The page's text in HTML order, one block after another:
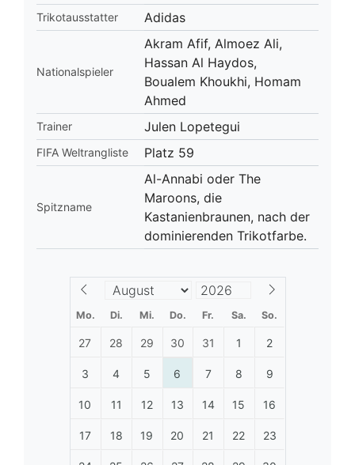
Trikotausstatter Adidas
Nationalspieler
Akram Afif, Almoez Ali,
Hassan Al Haydos,
Boualem Khoukhi, Homam
Ahmed
Trainer Julen Lopetegui
FIFA Weltrangliste Platz 59
Spitzname
Al-Annabi oder The
Maroons, die
Kastanienbraunen, nach der
dominierenden Trikotfarbe.
Mo. Di. Mi. Do. Fr. Sa. So.
27 28 29 30 31 1 2
3 4 5 6 7 8 9
10 11 12 13 14 15 16
17 18 19 20 21 22 23